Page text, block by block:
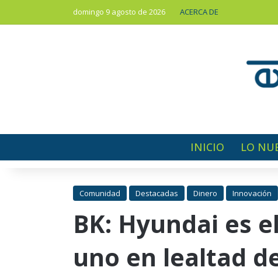
domingo 9 agosto de 2026 ACERCA DE
INICIO LO
Comunidad Destacadas Dinero Innovación
BK: Hyundai es
uno en lealtad